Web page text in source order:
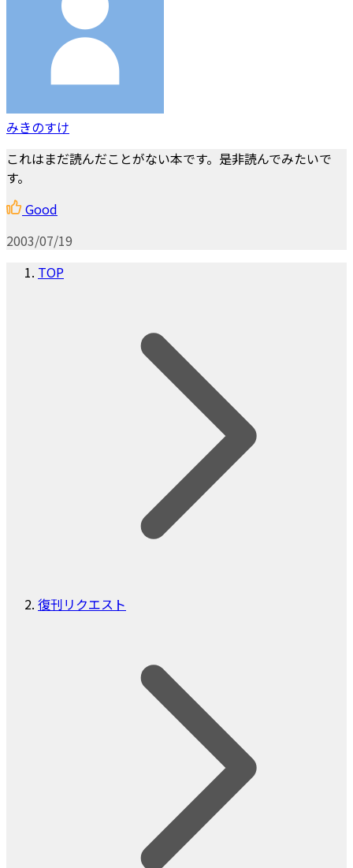
みきのすけ
これはまだ読んだことがない本です。是非読んでみたいで
す。
Good
2003/07/19
TOP
復刊リクエスト